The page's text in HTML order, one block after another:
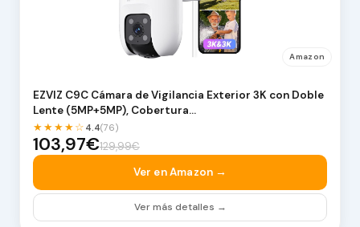
Amazon
EZVIZ C9C Cámara de Vigilancia Exterior 3K con Doble
Lente (5MP+5MP), Cobertura…
★★★★☆ 4.4(76)
103,97€129,99€
Ver en Amazon →
Ver más detalles →